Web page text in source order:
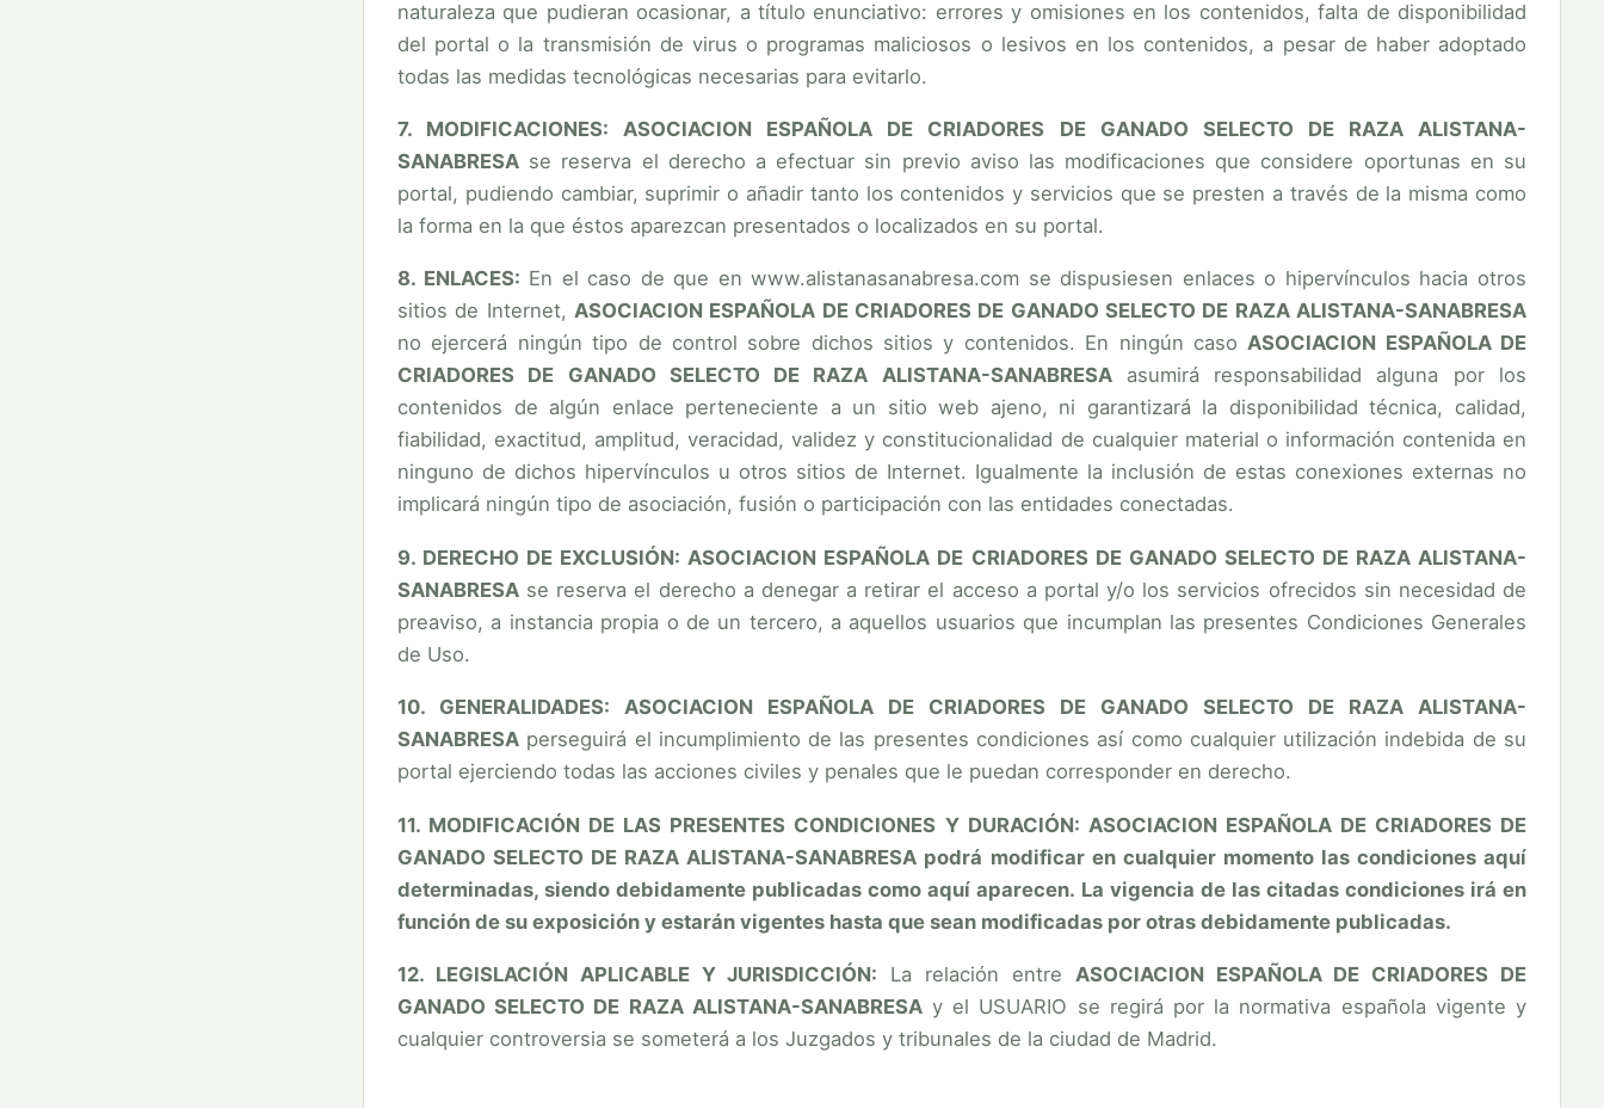
naturaleza que pudieran ocasionar, a título enunciativo: errores y omisiones en los contenidos, falta de disponibilidad
del portal o la transmisión de virus o programas maliciosos o lesivos en los contenidos, a pesar de haber adoptado
todas las medidas tecnológicas necesarias para evitarlo.
7. MODIFICACIONES: ASOCIACION ESPAÑOLA DE CRIADORES DE GANADO SELECTO DE RAZA ALISTANA-
SANABRESA se reserva el derecho a efectuar sin previo aviso las modificaciones que considere oportunas en su
portal, pudiendo cambiar, suprimir o añadir tanto los contenidos y servicios que se presten a través de la misma como
la forma en la que éstos aparezcan presentados o localizados en su portal.
8. ENLACES: En el caso de que en www.alistanasanabresa.com se dispusiesen enlaces o hipervínculos hacia otros
sitios de Internet, ASOCIACION ESPAÑOLA DE CRIADORES DE GANADO SELECTO DE RAZA ALISTANA-SANABRESA
no ejercerá ningún tipo de control sobre dichos sitios y contenidos. En ningún casoASOCIACION ESPAÑOLA DE
CRIADORES DE GANADO SELECTO DE RAZA ALISTANA-SANABRESAasumirá responsabilidad alguna por los
contenidos de algún enlace perteneciente a un sitio web ajeno, ni garantizará la disponibilidad técnica, calidad,
fiabilidad, exactitud, amplitud, veracidad, validez y constitucionalidad de cualquier material o información contenida en
ninguno de dichos hipervínculos u otros sitios de Internet. Igualmente la inclusión de estas conexiones externas no
implicará ningún tipo de asociación, fusión o participación con las entidades conectadas.
9. DERECHO DE EXCLUSIÓN: ASOCIACION ESPAÑOLA DE CRIADORES DE GANADO SELECTO DE RAZA ALISTANA-
SANABRESA se reserva el derecho a denegar a retirar el acceso a portal y/o los servicios ofrecidos sin necesidad de
preaviso, a instancia propia o de un tercero, a aquellos usuarios que incumplan las presentes Condiciones Generales
de Uso.
10. GENERALIDADES: ASOCIACION ESPAÑOLA DE CRIADORES DE GANADO SELECTO DE RAZA ALISTANA-
SANABRESA perseguirá el incumplimiento de las presentes condiciones así como cualquier utilización indebida de su
portal ejerciendo todas las acciones civiles y penales que le puedan corresponder en derecho.
11. MODIFICACIÓN DE LAS PRESENTES CONDICIONES Y DURACIÓN: ASOCIACION ESPAÑOLA DE CRIADORES DE
GANADO SELECTO DE RAZA ALISTANA-SANABRESA podrá modificar en cualquier momento las condiciones aquí
determinadas, siendo debidamente publicadas como aquí aparecen. La vigencia de las citadas condiciones irá en
función de su exposición y estarán vigentes hasta que sean modificadas por otras debidamente publicadas.
12. LEGISLACIÓN APLICABLE Y JURISDICCIÓN: La relación entre ASOCIACION ESPAÑOLA DE CRIADORES DE
GANADO SELECTO DE RAZA ALISTANA-SANABRESAy el USUARIO se regirá por la normativa española vigente y
cualquier controversia se someterá a los Juzgados y tribunales de la ciudad de Madrid.